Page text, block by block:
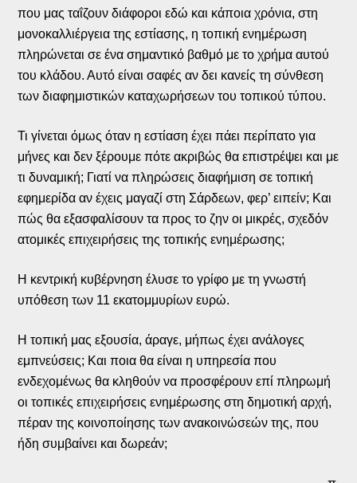
που μας ταΐζουν διάφοροι εδώ και κάποια χρόνια, στη
μονοκαλλιέργεια της εστίασης, η τοπική ενημέρωση
πληρώνεται σε ένα σημαντικό βαθμό με το χρήμα αυτού
του κλάδου. Αυτό είναι σαφές αν δει κανείς τη σύνθεση
των διαφημιστικών καταχωρήσεων του τοπικού τύπου.
Τι γίνεται όμως όταν η εστίαση έχει πάει περίπατο για
μήνες και δεν ξέρουμε πότε ακριβώς θα επιστρέψει και με
τι δυναμική; Γιατί να πληρώσεις διαφήμιση σε τοπική
εφημερίδα αν έχεις μαγαζί στη Σάρδεων, φερ’ ειπείν; Και
πώς θα εξασφαλίσουν τα προς το ζην οι μικρές, σχεδόν
ατομικές επιχειρήσεις της τοπικής ενημέρωσης;
Η κεντρική κυβέρνηση έλυσε το γρίφο με τη γνωστή
υπόθεση των 11 εκατομμυρίων ευρώ.
Η τοπική μας εξουσία, άραγε, μήπως έχει ανάλογες
εμπνεύσεις; Και ποια θα είναι η υπηρεσία που
ενδεχομένως θα κληθούν να προσφέρουν επί πληρωμή
οι τοπικές επιχειρήσεις ενημέρωσης στη δημοτική αρχή,
πέραν της κοινοποίησης των ανακοινώσεών της, που
ήδη συμβαίνει και δωρεάν;